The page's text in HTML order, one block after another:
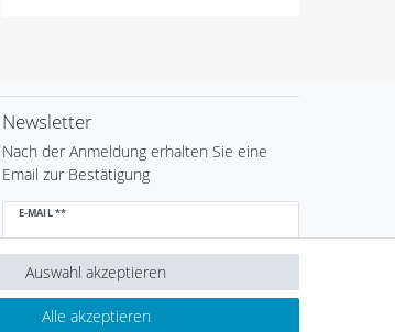
Newsletter
Nach der Anmeldung erhalten Sie eine
Email zur Bestätigung
E-MAIL **
Newsletter
Honig
Hiermit bestätige ich, dass ich die
erklärunggelesen habe. Meine Einwilligung kann ich
Alle akzeptieren
Auswahl akzeptieren